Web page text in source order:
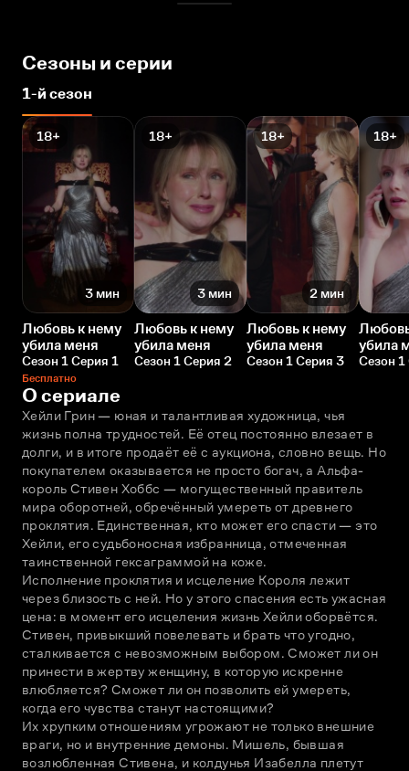
Сезоны и серии
1-й сезон
18+
3 мин
Любовь к нему
убила меня
Сезон 1 Серия 1
Бесплатно
18+
3 мин
Любовь к нему
убила меня
Сезон 1 Серия 2
18+
2 мин
Любовь к нему
убила меня
Сезон 1 Серия 3
18+
убила
Сезон
О сериале
Хейли Грин — юная и талантливая художница, чья
жизнь полна трудностей. Её отец постоянно влезает в
долги, и в итоге продаёт её с аукциона, словно вещь. Но
покупателем оказывается не просто богач, а Альфа-
король Стивен Хоббс — могущественный правитель
мира оборотней, обречённый умереть от древнего
проклятия. Единственная, кто может его спасти — это
Хейли, его судьбоносная избранница, отмеченная
таинственной гексаграммой на коже.
Исполнение проклятия и исцеление Короля лежит
через близость с ней. Но у этого спасения есть ужасная
цена: в момент его исцеления жизнь Хейли оборвётся.
Стивен, привыкший повелевать и брать что угодно,
сталкивается с невозможным выбором. Сможет ли он
принести в жертву женщину, в которую искренне
влюбляется? Сможет ли он позволить ей умереть,
когда его чувства станут настоящими?
Их хрупким отношениям угрожают не только внешние
враги, но и внутренние демоны. Мишель, бывшая
возлюбленная Стивена, и колдунья Изабелла плетут